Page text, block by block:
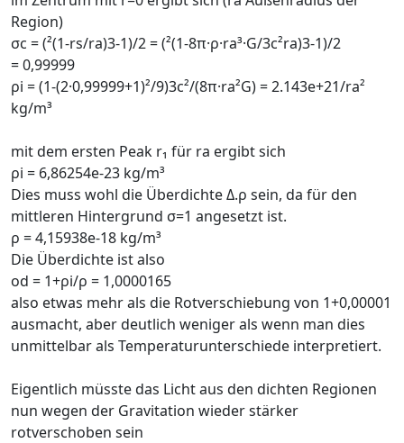
Region)
σc = (²(1-rs/ra)3-1)/2 = (²(1-8π·ρ·ra³·G/3c²ra)3-1)/2
= 0,99999
ρi = (1-(2·0,99999+1)²/9)3c²/(8π·ra²G) = 2.143e+21/ra²
kg/m³
mit dem ersten Peak r₁ für ra ergibt sich
ρi = 6,86254e-23 kg/m³
Dies muss wohl die Überdichte Δ.ρ sein, da für den
mittleren Hintergrund σ=1 angesetzt ist.
ρ = 4,15938e-18 kg/m³
Die Überdichte ist also
od = 1+ρi/ρ = 1,0000165
also etwas mehr als die Rotverschiebung von 1+0,00001
ausmacht, aber deutlich weniger als wenn man dies
unmittelbar als Temperaturunterschiede interpretiert.
Eigentlich müsste das Licht aus den dichten Regionen
nun wegen der Gravitation wieder stärker
rotverschoben sein